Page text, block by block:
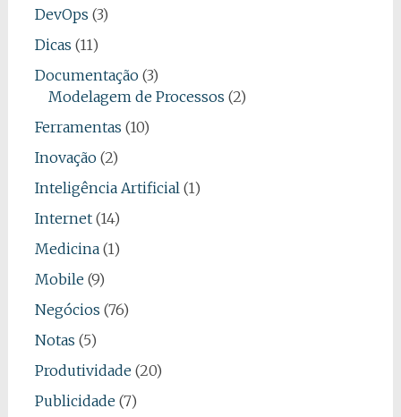
DevOps (3)
Dicas (11)
Documentação(3)
Modelagem de Processos (2)
Ferramentas (10)
Inovação(2)
Inteligência Artificial(1)
Internet(14)
Medicina(1)
Mobile (9)
Negócios (76)
Notas (5)
Produtividade (20)
Publicidade (7)